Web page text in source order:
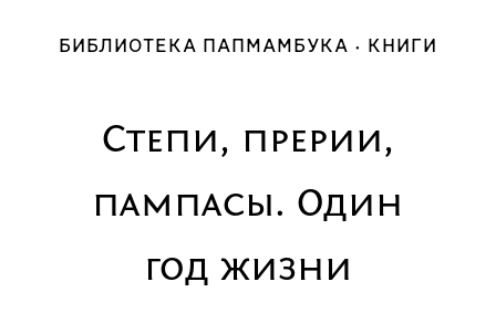
БИБЛИОТЕКА ПАПМАМБУКА КНИГИ
Степи, прерии,
пампасы. Один
год жизни